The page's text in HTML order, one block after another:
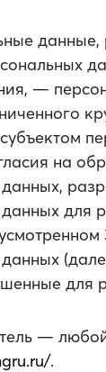
—
на
для
для
—
.